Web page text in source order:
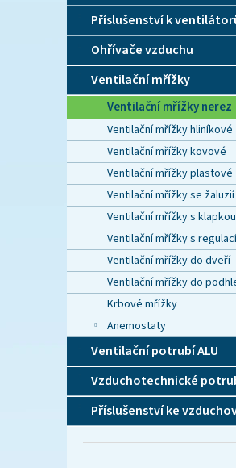
Příslušenství k
Ohřívače vzduchu
Ventilační mřížky
Ventilační mřížky nerez
Ventilační mřížky hliníkové
Ventilační mřížky kovové
Ventilační mřížky plastové
Ventilační mřížky se žaluzií
Ventilační mřížky s klapkou
Ventilační mřížky s regulací
Ventilační mřížky do dveří
Ventilační mřížky do
Krbové mřížky
Anemostaty
Ventilační potrubí ALU
Vzduchotechnické
Příslušenství ke